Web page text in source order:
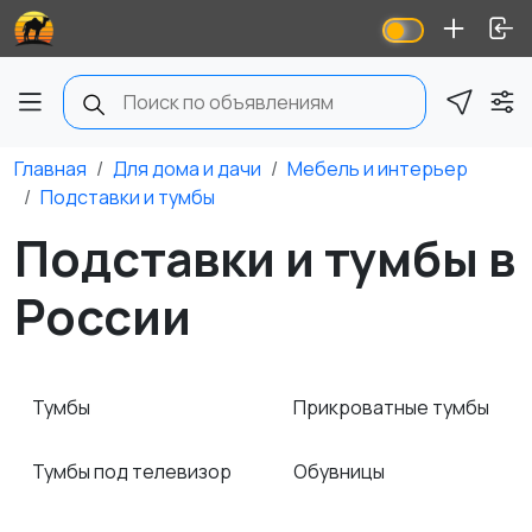
Главная Для дома и дачи
Мебель и интерьер
Подставки и тумбы
Подставки и тумбы в
России
Тумбы
Тумбы под телевизор
Прикроватные тумбы
Обувницы